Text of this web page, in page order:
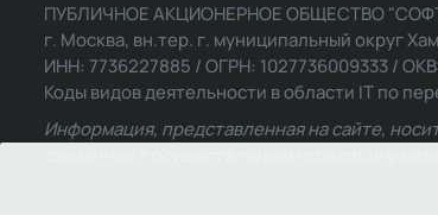
ПУБЛИЧНОЕ АКЦИОНЕРНОЕ ОБЩЕСТВО
г. Москва, вн.тер. г. муниципальный округ
ИНН: 7736227885 / ОГРН: 1027736009333 /
Коды видов деятельности в области IT по
Информация, представленная на сайте,